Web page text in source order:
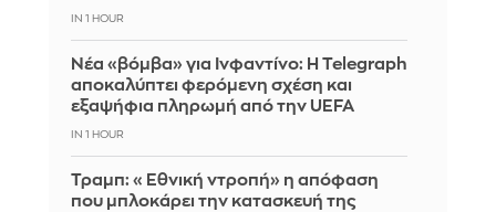
IN 1 HOUR
Νέα «βόμβα» για Ινφαντίνο: Η Telegraph
αποκαλύπτει φερόμενη σχέση και
εξαψήφια πληρωμή από την UEFA
IN 1 HOUR
Τραμπ: «Εθνική ντροπή» η απόφαση
που μπλοκάρει την κατασκευή της